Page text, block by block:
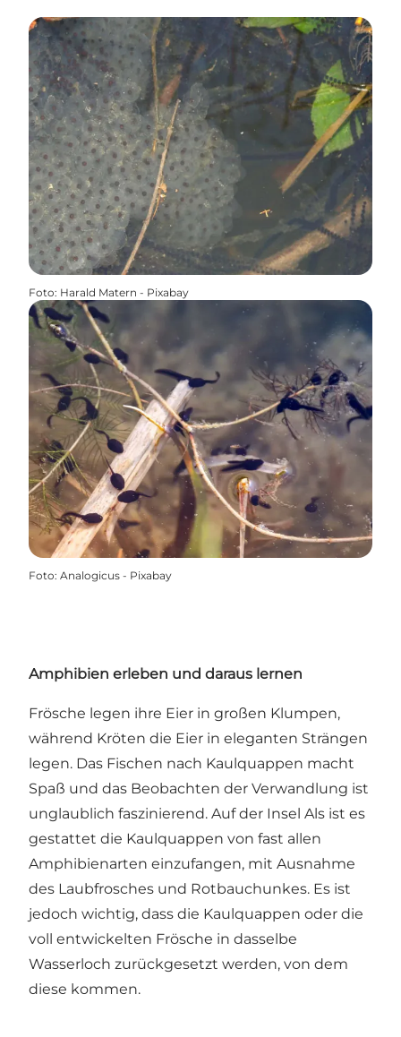
Foto: Harald Matern - Pixabay
Foto: Analogicus - Pixabay
Amphibien erleben und daraus lernen
Frösche legen ihre Eier in großen Klumpen,
während Kröten die Eier in eleganten Strängen
legen. Das Fischen nach Kaulquappen macht
Spaß und das Beobachten der Verwandlung ist
unglaublich faszinierend. Auf der Insel Als ist es
gestattet die Kaulquappen von fast allen
Amphibienarten einzufangen, mit Ausnahme
des Laubfrosches und Rotbauchunkes. Es ist
jedoch wichtig, dass die Kaulquappen oder die
voll entwickelten Frösche in dasselbe
Wasserloch zurückgesetzt werden, von dem
diese kommen.